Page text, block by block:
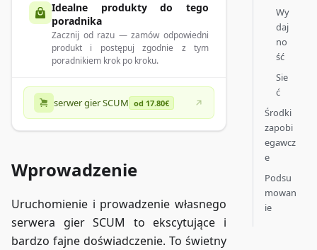
Idealne produkty do tego
poradnika
Zacznij od razu — zamów odpowiedni
produkt i postępuj zgodnie z tym
poradnikiem krok po kroku.
serwer gier SCUM od 17.80€
Wprowadzenie
Uruchomienie i prowadzenie własnego
serwera gier SCUM to ekscytujące i
bardzo fajne doświadczenie. To świetny
Wy
daj
no
ść
Sie
ć
Środki
zapobi
egawcz
e
Podsu
mowan
ie